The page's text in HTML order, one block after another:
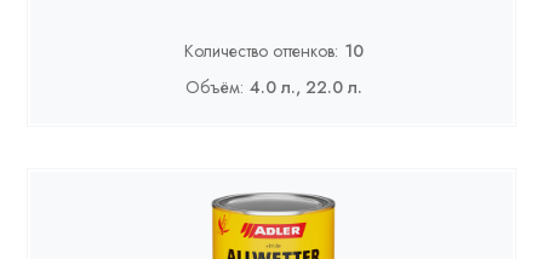
Количество оттенков: 10
Объём: 4.0 л., 22.0 л.